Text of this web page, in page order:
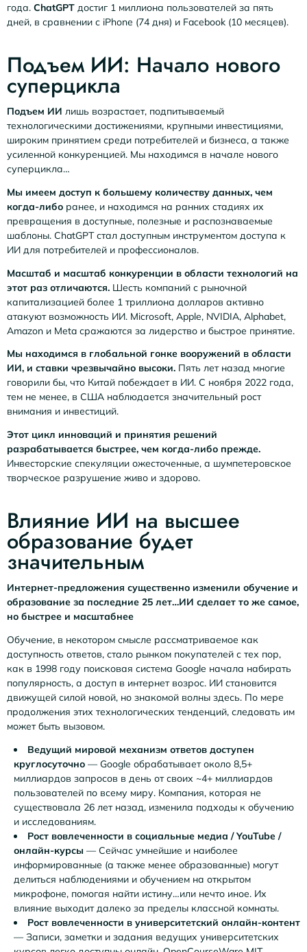
года. ChatGPT достиг 1 миллиона пользователей за пять
дней, в сравнении с iPhone (74 дня) и Facebook (10 месяцев).
Подъем ИИ: Начало нового
суперцикла
Подъем ИИ лишь возрастает, подпитываемый
технологическими достижениями, крупными инвестициями,
широким принятием среди потребителей и бизнеса, а также
усиленной конкуренцией. Мы находимся в начале нового
суперцикла…
Мы имеем доступ к большему количеству данных, чем
когда-либо ранее, и находимся на ранних стадиях их
превращения в доступные, полезные и распознаваемые
шаблоны. ChatGPT стал доступным инструментом доступа к
ИИ для потребителей и профессионалов.
Масштаб и масштаб конкуренции в области технологий на
этот раз отличаются. Шесть компаний с рыночной
капитализацией более 1 триллиона долларов активно
атакуют возможность ИИ. Microsoft, Apple, NVIDIA, Alphabet,
Amazon и Meta сражаются за лидерство и быстрое принятие.
Мы находимся в глобальной гонке вооружений в области
ИИ, и ставки чрезвычайно высоки. Пять лет назад многие
говорили бы, что Китай побеждает в ИИ. С ноября 2022 года,
тем не менее, в США наблюдается значительный рост
внимания и инвестиций.
Этот цикл инноваций и принятия решений
разрабатывается быстрее, чем когда-либо прежде.
Инвесторские спекуляции ожесточенные, а шумпетеровское
творческое разрушение живо и здорово.
Влияние ИИ на высшее
образование будет
значительным
Интернет-предложения существенно изменили обучение и
образование за последние 25 лет…ИИ сделает то же самое,
но быстрее и масштабнее
Обучение, в некотором смысле рассматриваемое как
доступность ответов, стало рынком покупателей с тех пор,
как в 1998 году поисковая система Google начала набирать
популярность, а доступ в интернет возрос. ИИ становится
движущей силой новой, но знакомой волны здесь. По мере
продолжения этих технологических тенденций, следовать им
может быть вызовом.
Ведущий мировой механизм ответов доступен
круглосуточно — Google обрабатывает около 8,5+
миллиардов запросов в день от своих ~4+ миллиардов
пользователей по всему миру. Компания, которая не
существовала 26 лет назад, изменила подходы к обучению
и исследованиям.
Рост вовлеченности в социальные медиа / YouTube /
онлайн-курсы — Сейчас умнейшие и наиболее
информированные (а также менее образованные) могут
делиться наблюдениями и обучением на открытом
микрофоне, помогая найти истину…или нечто иное. Их
влияние выходит далеко за пределы классной комнаты.
Рост вовлеченности в университетский онлайн-контент
— Записи, заметки и задания ведущих университетских